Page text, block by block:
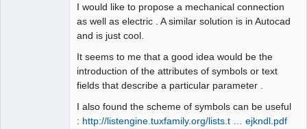
I would like to propose a mechanical connection
as well as electric . A similar solution is in Autocad
and is just cool.
It seems to me that a good idea would be the
introduction of the attributes of symbols or text
fields that describe a particular parameter .
I also found the scheme of symbols can be useful
: http://listengine.tuxfamily.org/lists.t … ejkndl.pdf